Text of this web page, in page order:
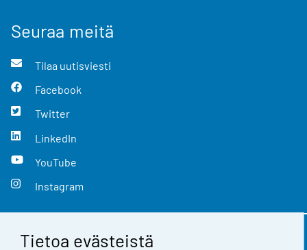
Tietoa evästeistä
Seuraa meitä
Tilaa uutisviesti
Facebook
Twitter
LinkedIn
YouTube
Instagram
Yhteystiedot